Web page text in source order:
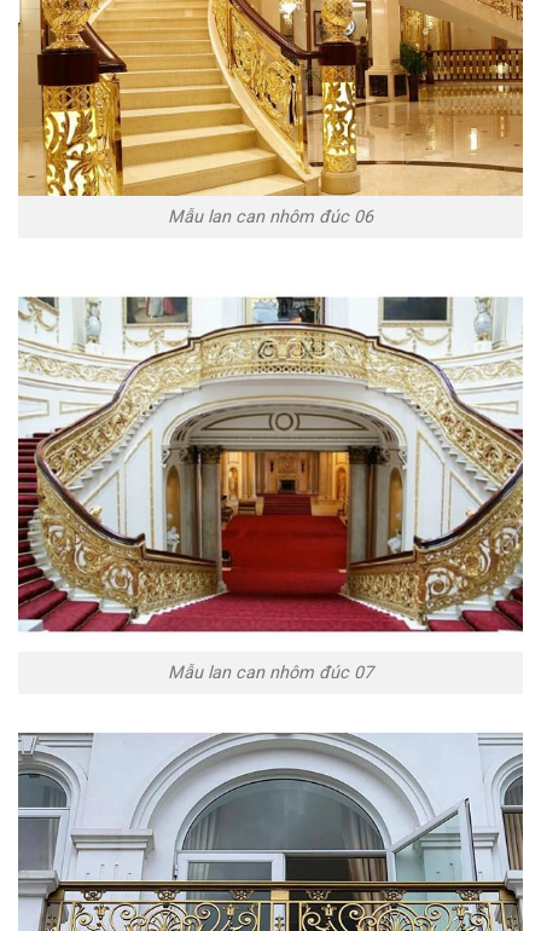
Mẫu lan can nhôm đúc 06
Mẫu lan can nhôm đúc 07